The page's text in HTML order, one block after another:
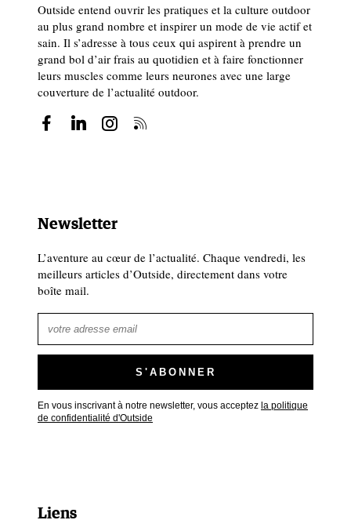
Outside entend ouvrir les pratiques et la culture outdoor
au plus grand nombre et inspirer un mode de vie actif et
sain. Il s’adresse à tous ceux qui aspirent à prendre un
grand bol d’air frais au quotidien et à faire fonctionner
leurs muscles comme leurs neurones avec une large
couverture de l’actualité outdoor.
Newsletter
L’aventure au cœur de l’actualité. Chaque vendredi, les
meilleurs articles d’Outside, directement dans votre
boîte mail.
En vous inscrivant à notre newsletter, vous acceptez la politique
de confidentialité d'Outside
Liens